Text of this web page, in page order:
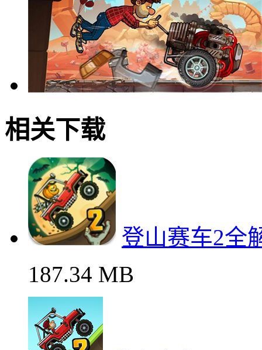
相关下载
登山赛车2全
187.34 MB